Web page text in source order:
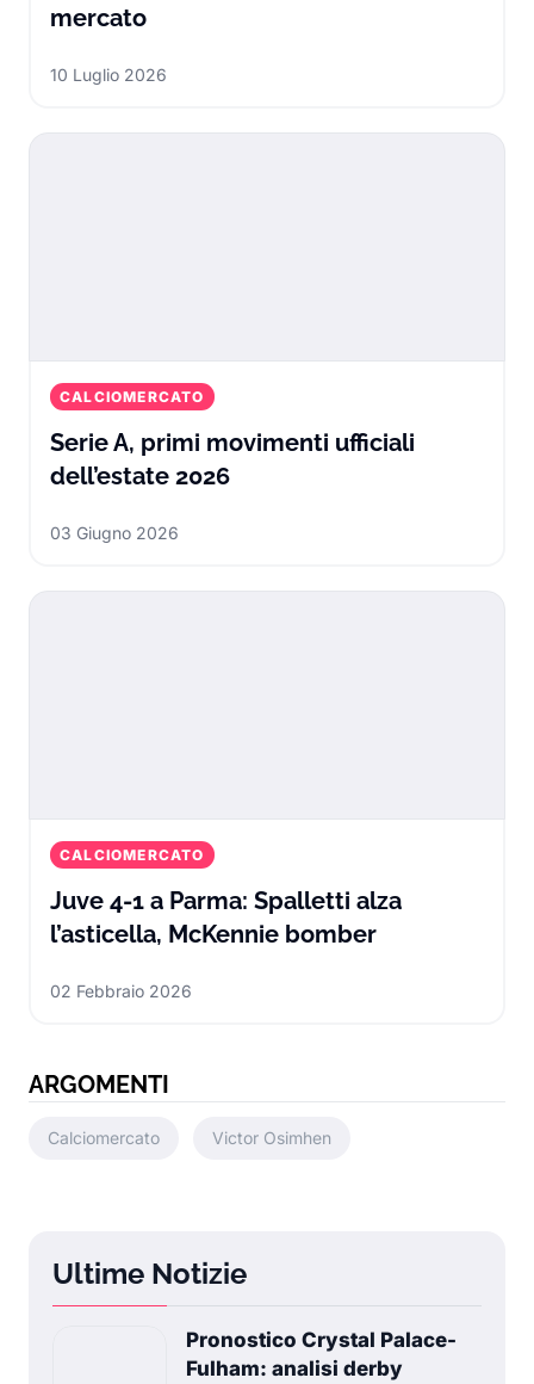
mercatoTonali da record e l’effetto
10 Luglio 2026
CALCIOMERCATO
Serie A, primi movimenti ufficiali
dell’estate 2026Serie A, primi movimenti
03 Giugno 2026
CALCIOMERCATO
Juve 4-1 a Parma: Spalletti alza
l’asticella, McKennie bomberJuve 4-1 a
02 Febbraio 2026
ARGOMENTI
Calciomercato Victor Osimhen
Ultime Notizie
Pronostico Crystal Palace-
Fulham: analisi derby